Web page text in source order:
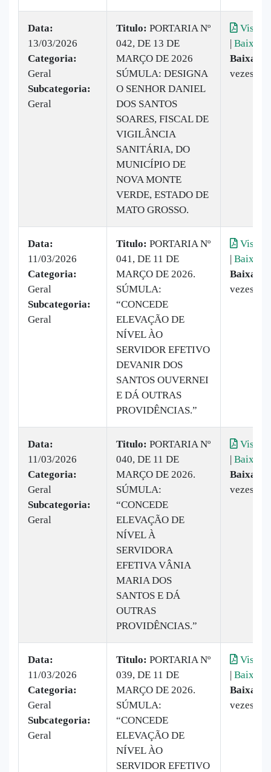
Data:
13/03/2026
Categoria:
Geral
Subcategoria:
Geral
Titulo: PORTARIA Nº
042, DE 13 DE
MARÇO DE 2026
SÚMULA: DESIGNA
O SENHOR DANIEL
DOS SANTOS
SOARES, FISCAL DE
VIGILÂNCIA
SANITÁRIA, DO
MUNICÍPIO DE
NOVA MONTE
VERDE, ESTADO DE
MATO GROSSO.
| Baixar
Baixado:
vezes
Data:
11/03/2026
Categoria:
Geral
Subcategoria:
Geral
Titulo: PORTARIA Nº
041, DE 11 DE
MARÇO DE 2026.
SÚMULA:
“CONCEDE
ELEVAÇÃO DE
NÍVEL ÀO
SERVIDOR EFETIVO
DEVANIR DOS
SANTOS OUVERNEI
E DÁ OUTRAS
PROVIDÊNCIAS.”
| Baixar
Baixado:
vezes
Data:
11/03/2026
Categoria:
Geral
Subcategoria:
Geral
Titulo: PORTARIA Nº
040, DE 11 DE
MARÇO DE 2026.
SÚMULA:
“CONCEDE
ELEVAÇÃO DE
NÍVEL À
SERVIDORA
EFETIVA VÂNIA
MARIA DOS
SANTOS E DÁ
OUTRAS
PROVIDÊNCIAS.”
| Baixar
Baixado:
vezes
Data:
11/03/2026
Categoria:
Geral
Subcategoria:
Geral
Titulo: PORTARIA Nº
039, DE 11 DE
MARÇO DE 2026.
SÚMULA:
“CONCEDE
ELEVAÇÃO DE
NÍVEL ÀO
SERVIDOR EFETIVO
| Baixar
Baixado:
vezes